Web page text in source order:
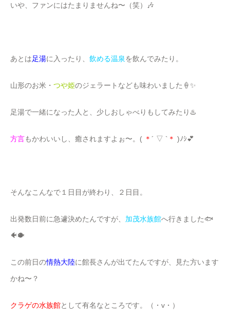
いや、ファンにはたまりませんね〜（笑）🎶
あとは足湯に入ったり、 飲める温泉を飲んでみたり。
山形のお米・ つや姫のジェラートなども味わいました🍦✨
足湯で一緒になった人と、少しおしゃべりもしてみたり♨️
方言もかわいいし、癒されますよぉ〜。( ＊ ´ ▽ ` ＊ )ﾉｼ💕
そんなこんなで１日目が終わり、２日目。
出発数日前に急遽決めたんですが、 加茂水族館へ行きました🐟
🐠🐡
この前日の情熱大陸に館長さんが出てたんですが、見た方います
かね〜？
クラゲの水族館として有名なところです。（・v・）